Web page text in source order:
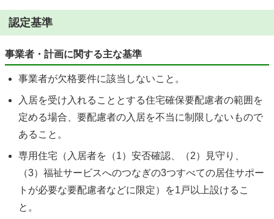
認定基準
事業者・計画に関する主な基準
事業者が欠格要件に該当しないこと。
入居を受け入れることとする住宅確保要配慮者の範囲を
定める場合、要配慮者の入居を不当に制限しないもので
あること。
専用住宅（入居者を（1）安否確認、（2）見守り、
（3）福祉サービスへのつなぎの3つすべての居住サポー
トが必要な要配慮者などに限定）を1戸以上設けるこ
と。